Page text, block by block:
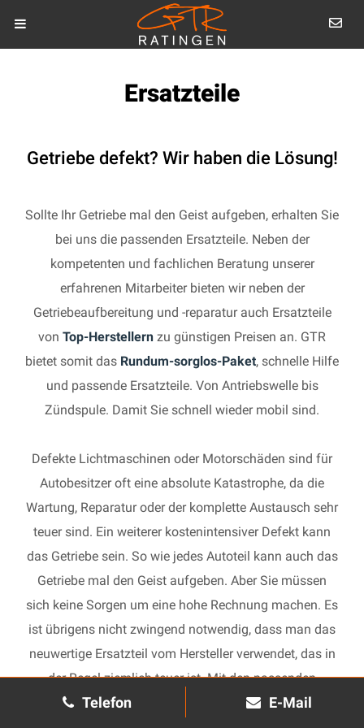
Telefon E-Mail
Ersatzteile
Getriebe defekt? Wir haben die Lösung!
Sollte Ihr Getriebe mal den Geist aufgeben, erhalten Sie
bei uns die passenden Ersatzteile. Neben der
kompetenten und fachlichen Beratung unserer
erfahrenen Mitarbeiter bieten wir neben der
Getriebeaufbereitung und -reparatur auch Ersatzteile
von Top-Herstellern zu günstigen Preisen an. GTR
bietet somit das Rundum-sorglos-Paket, schnelle Hilfe
und passende Ersatzteile. Von Antriebswelle bis
Zündspule. Damit Sie schnell wieder mobil sind.
Defekte Lichtmaschinen oder Motorschäden sind für
Autobesitzer oft eine absolute Katastrophe, da die
Wartung, Reparatur oder der komplette Austausch sehr
teuer sind. Ein weiterer kostenintensiver Defekt kann
das Getriebe sein. So wie jedes Autoteil kann auch das
Getriebe mal den Geist aufgeben. Aber Sie müssen
sich keine Sorgen um eine hohe Rechnung machen. Es
ist übrigens nicht zwingend notwendig, dass man das
neuwertige Ersatzteil vom Hersteller verwendet, das in
der Regel ziemlich teuer ist. Mit den passenden
Ersatzteilen kann jedes gebrauchte Getriebe schnell